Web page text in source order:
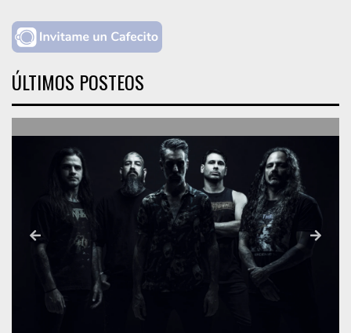
ÚLTIMOS POSTEOS